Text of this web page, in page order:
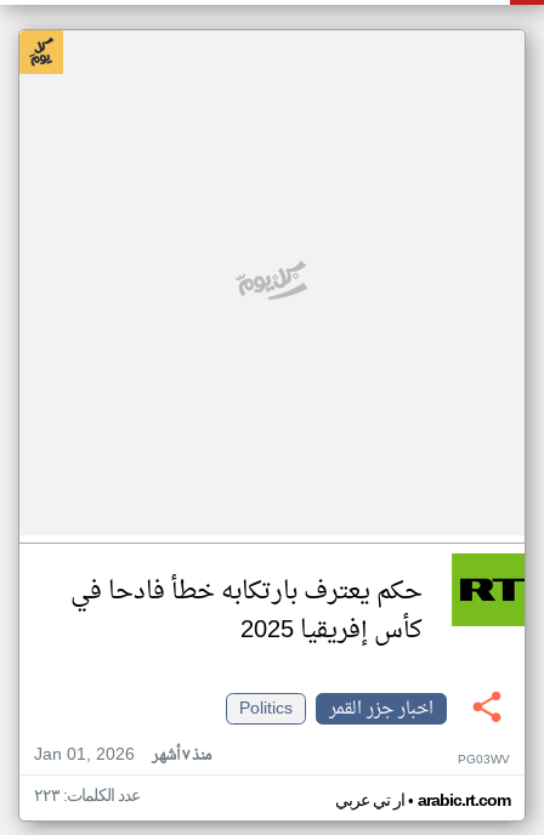
حكم يعترف بارتكابه خطأ فادحا في
كأس إفريقيا 2025
اخبار جزر القمر
Politics
Jan 01, 2026
منذ ٧ أشهر PG03WV
ار تي عربي• arabic.rt.com عدد الكلمات: ٢٢٣